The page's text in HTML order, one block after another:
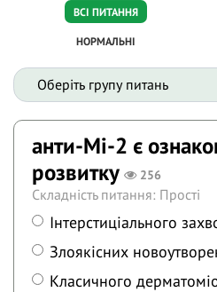
ВСІ ПИТАННЯ
НОРМАЛЬНІ
анти-Mi-2 є
розвитку
256
Складність питання: Прості
Інтерстиціального
Злоякісних
Класичного